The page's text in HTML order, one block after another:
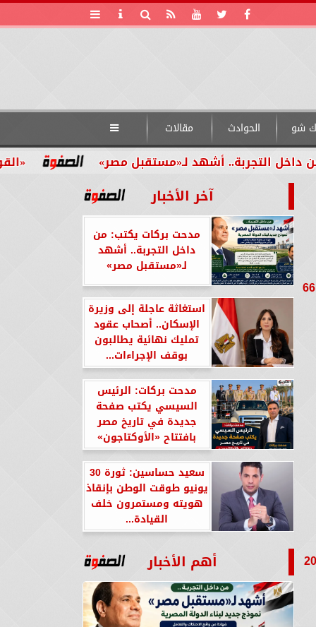
شو الحوادث مقالات 
«القومي أشهد لـ«مستقبل مصر»
المكارم يحسم مواجهته الـ 66
فضية «200
آخر الأخبار
مدحت بركات يكتب: من
داخل التجربة.. أشهد
لـ«مستقبل مصر»
استغاثة عاجلة إلى وزيرة
الإسكان.. أصحاب عقود
تمليك نهائية يطالبون
بوقف الإجراءات...
مدحت بركات: الرئيس
السيسي يكتب صفحة
جديدة في تاريخ مصر
بافتتاح «الأوكتاجون»
سعيد حساسين: ثورة 30
يونيو طوقت الوطن بإنقاذ
هويته ومستمرون خلف
القيادة...
أهم الأخبار